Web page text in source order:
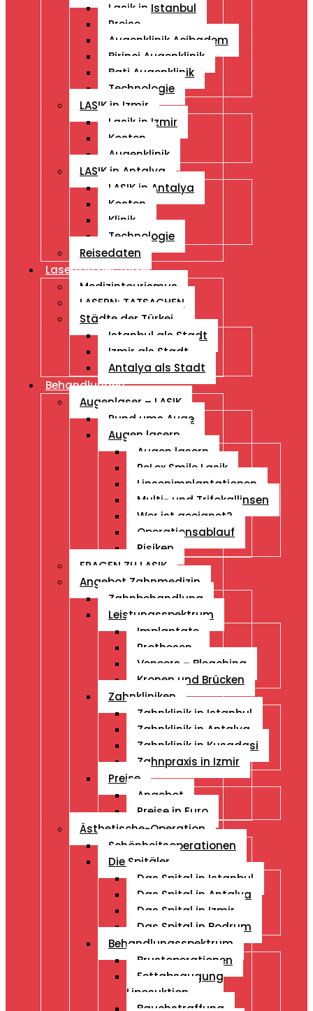
Lasik in Istanbul
Preise
Augenklinik Acibadem
Birinci Augenklinik
Bati Augenklinik
Technologie
LASIK in Izmir
Lasik in Izmir
Kosten
Augenklinik
LASIK in Antalya
LASIK in Antalya
Kosten
Klinik
Technologie
Reisedaten
Lasern in der Türkei
Medizintourismus
LASERN: TATSACHEN
Städte der Türkei
Istanbul als Stadt
Izmir als Stadt
Antalya als Stadt
Behandlungen
Augenlaser – LASIK
Rund ums Auge
Augen lasern
Augen lasern
ReLex Smile Lasik
Linsenimplantationen
Multi- und Trifokallinsen
Wer ist geeignet?
Operationsablauf
Risiken
FRAGEN ZU LASIK
Angebot Zahnmedizin
Zahnbehandlung
Leistungsspektrum
Implantate
Prothesen
Veneers – Bleaching
Kronen und Brücken
Zahnkliniken
Zahnklinik in Istanbul
Zahnklinik in Antalya
Zahnklinik in Kusadasi
Zahnpraxis in Izmir
Preise
Angebot
Preise in Euro
Ästhetische-Operation
Schönheitsoperationen
Die Spitäler
Das Spital in Istanbul
Das Spital in Antalya
Das Spital in Izmir
Das Spital in Bodrum
Behandlungsspektrum
Brustoperationen
Fettabsaugung
Liposuktion